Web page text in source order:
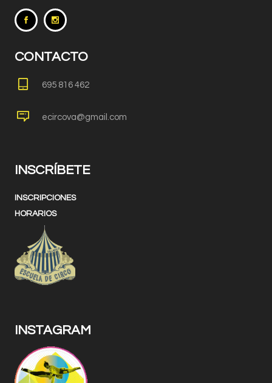
CONTACTO
695 816 462
ecircova@gmail.com
INSCRÍBETE
INSCRIPCIONES
HORARIOS
INSTAGRAM